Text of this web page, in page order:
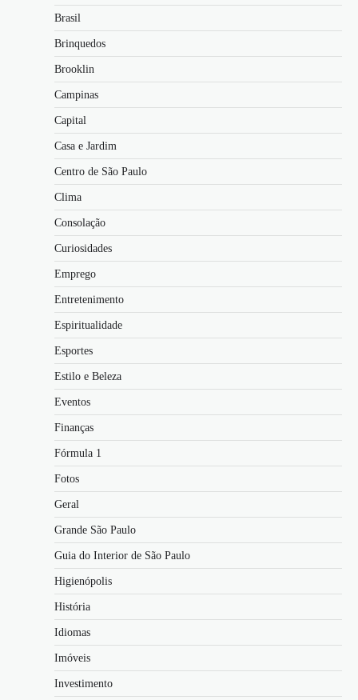
Brasil
Brinquedos
Brooklin
Campinas
Capital
Casa e Jardim
Centro de São Paulo
Clima
Consolação
Curiosidades
Emprego
Entretenimento
Espiritualidade
Esportes
Estilo e Beleza
Eventos
Finanças
Fórmula 1
Fotos
Geral
Grande São Paulo
Guia do Interior de São Paulo
Higienópolis
História
Idiomas
Imóveis
Investimento